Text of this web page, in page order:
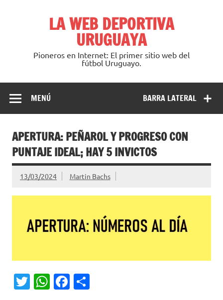
LA WEB DEPORTIVA
URUGUAYA
Pioneros en Internet: El primer sitio web del
fútbol Uruguayo.
BARRA LATERAL
MENÚ
APERTURA: PEÑAROL Y PROGRESO CON
PUNTAJE IDEAL; HAY 5 INVICTOS
13/03/2024 Martin Bachs
T
W Fa